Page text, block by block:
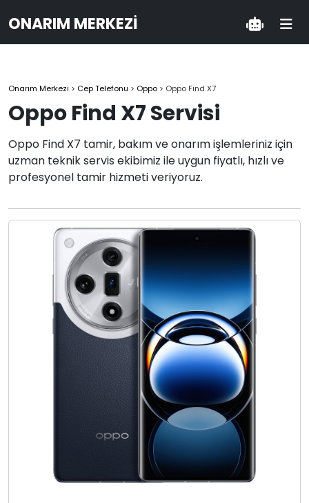
ONARIM MERKEZI
Onarım Merkezi > Cep Telefonu > Oppo > Oppo Find X7
Oppo Find X7 Servisi
Oppo Find X7 tamir, bakım ve onarım işlemleriniz için
uzman teknik servis ekibimiz ile uygun fiyatlı, hızlı ve
profesyonel tamir hizmeti veriyoruz.